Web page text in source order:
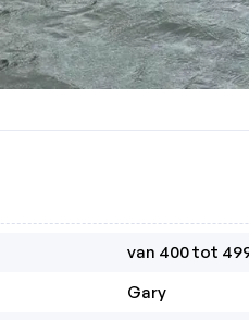
van 400 tot
Gary